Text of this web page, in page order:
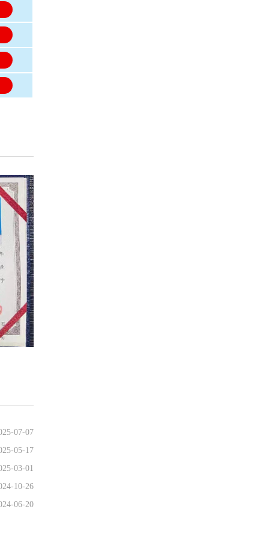
07-07
05-17
03-01
10-26
06-20